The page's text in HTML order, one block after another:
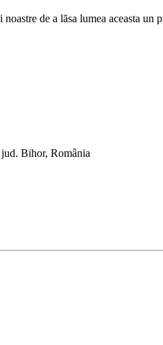
de a lăsa lumea aceasta
Bihor, România